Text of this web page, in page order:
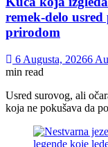
remek-delo
prirodom
6 Augusta, 20266
min read
Usred surovog, ali
koja ne pokušava da